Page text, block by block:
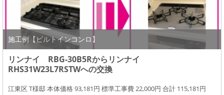
施工例【ビルトインコンロ】
リンナイ RBG-30B5Rからリンナイ
RHS31W23L7RSTWへの交換
江東区 T様邸 本体価格 93,181円 標準工事費 22,000円 合計 115,181円